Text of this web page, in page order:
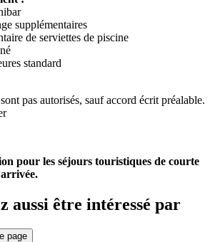
supplémentaires
de serviettes de piscine
standard
pas autorisés, sauf accord écrit préalable.
pour les séjours touristiques de courte
aussi être intéressé par
page